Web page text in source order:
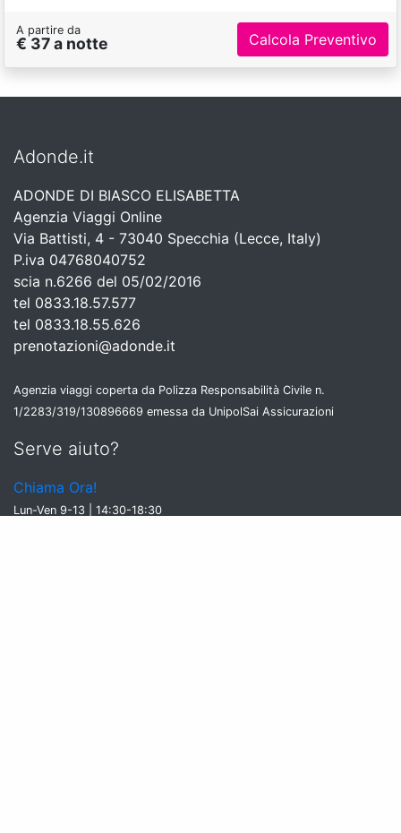
A partire da
€ 37 a notte Calcola Preventivo
Adonde.it
ADONDE DI BIASCO ELISABETTA
Agenzia Viaggi Online
Via Battisti, 4 - 73040 Specchia (Lecce, Italy)
P.iva 04768040752
scia n.6266 del 05/02/2016
tel 0833.18.57.577
tel 0833.18.55.626
prenotazioni@adonde.it
Agenzia viaggi coperta da Polizza Responsabilità Civile n.
1/2283/319/130896669 emessa da UnipolSai Assicurazioni
Serve aiuto?
Chiama Ora!
Lun-Ven 9-13 | 14:30-18:30